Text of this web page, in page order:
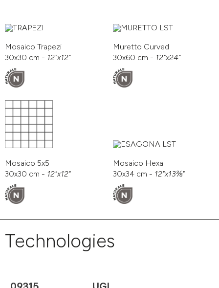
Mosaico Trapezi
30x30 cm - 12"x12"
Muretto Curved
30x60 cm - 12"x24"
Mosaico 5x5
30x30 cm - 12"x12"
Mosaico Hexa
30x34 cm - 12"x13⅜"
Technologies